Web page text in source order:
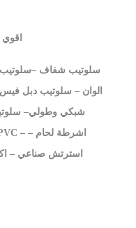
سلوتيب شفاف
الوان – سلوتيب دبل
شبكي وطولي–
استرتش صناعي –